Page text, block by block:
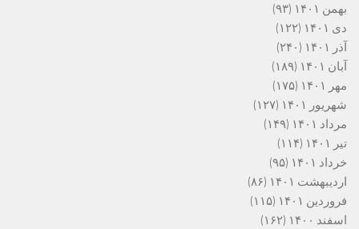
بهمن ۱۴۰۱
(۹۳)
دی ۱۴۰۱
(۱۲۲)
آذر ۱۴۰۱
(۲۴۰)
آبان ۱۴۰۱
(۱۸۹)
مهر ۱۴۰۱
(۱۷۵)
شهریور ۱۴۰۱
(۱۲۷)
مرداد ۱۴۰۱
(۱۴۹)
تیر ۱۴۰۱
(۱۱۴)
خرداد ۱۴۰۱
(۹۵)
اردیبهشت ۱۴۰۱
(۸۶)
فروردین ۱۴۰۱
(۱۱۵)
اسفند ۱۴۰۰
(۱۶۲)